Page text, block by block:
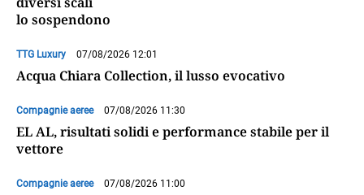
lo sospendono
TTG Luxury 07/08/2026 12:01
Acqua Chiara Collection, il lusso evocativo
Compagnie aeree 07/08/2026 11:30
EL AL, risultati solidi e performance stabile per il
vettore
Compagnie aeree 07/08/2026 11:00